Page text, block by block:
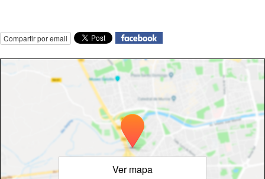
Compartir por email
Ver mapa